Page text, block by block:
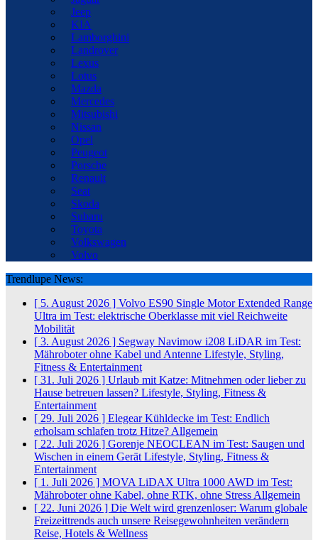
Jeep
KIA
Lamborghini
Landrover
Lexus
Lotus
Mazda
Mercedes
Mitsubishi
Nissan
Opel
Peugeot
Porsche
Renault
Seat
Skoda
Subaru
Toyota
Volkswagen
Volvo
Trendlupe News:
[ 5. August 2026 ] Volvo ES90 Single Motor Extended Range
Ultra im Test: elektrische Oberklasse mit viel Reichweite
Mobilität
[ 3. August 2026 ] Segway Navimow i208 LiDAR im Test:
Mähroboter ohne Kabel und Antenne Lifestyle, Styling,
Fitness & Entertainment
[ 31. Juli 2026 ] Urlaub mit Katze: Mitnehmen oder lieber zu
Hause betreuen lassen? Lifestyle, Styling, Fitness &
Entertainment
[ 29. Juli 2026 ] Elegear Kühldecke im Test: Endlich
erholsam schlafen trotz Hitze? Allgemein
[ 22. Juli 2026 ] Gorenje NEOCLEAN im Test: Saugen und
Wischen in einem Gerät Lifestyle, Styling, Fitness &
Entertainment
[ 1. Juli 2026 ] MOVA LiDAX Ultra 1000 AWD im Test:
Mähroboter ohne Kabel, ohne RTK, ohne Stress Allgemein
[ 22. Juni 2026 ] Die Welt wird grenzenloser: Warum globale
Freizeittrends auch unsere Reisegewohnheiten verändern
Reise, Hotels & Wellness